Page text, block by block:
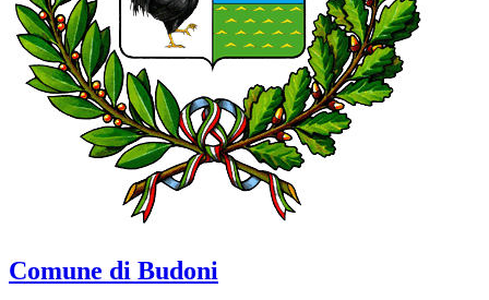
Comune di Budoni